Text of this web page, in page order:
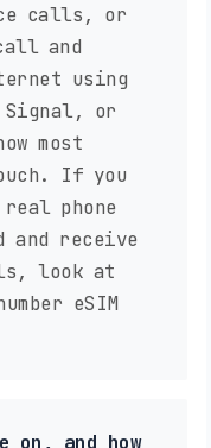
calls, or
and
using
Signal, or
most
If you
phone
and receive
look at
eSIM
on, and how